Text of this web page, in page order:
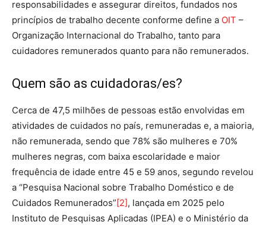
responsabilidades e assegurar direitos, fundados nos
princípios de trabalho decente conforme define a OIT –
Organização Internacional do Trabalho, tanto para
cuidadores remunerados quanto para não remunerados.
Quem são as cuidadoras/es?
Cerca de 47,5 milhões de pessoas estão envolvidas em
atividades de cuidados no país, remuneradas e, a maioria,
não remunerada, sendo que 78% são mulheres e 70%
mulheres negras, com baixa escolaridade e maior
frequência de idade entre 45 e 59 anos, segundo revelou
a “Pesquisa Nacional sobre Trabalho Doméstico e de
Cuidados Remunerados” [2], lançada em 2025 pelo
Instituto de Pesquisas Aplicadas (IPEA) e o Ministério da